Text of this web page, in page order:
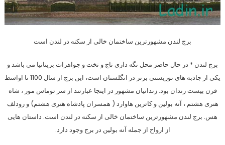
برج لندن مشهورترین ساختمان خالی از سکنه در لندن است
برج لندن * در حال حاضر محل نگه داری تاج و تخت و جواهرات بریتانیا می باشد و
یکی از جاذبه های توریستی برتر در انگلستان است، این برج از سال 1100 تا اواسط
قرن بیست زندان بود. زندانیان مشهور در اینجا عبارتند از سر توماس مور ، شاه
هنری هشتم ، آنه بولین و کاترین هاوارد ( همسران پادشاه هنری هشتم) و رودلف
هس. برج لندن مشهورترین ساختمان خالی از سکنه در لندن است. داستان هایی
از ارواح از جمله آنه بولین در برج وجود دارد.